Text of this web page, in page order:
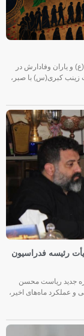
و یاران وفادارش در
کبری(س) با صبر،
رئیسه فدراسیون
جدید ریاست محسن
عملکرد ماه‌های اخیر،